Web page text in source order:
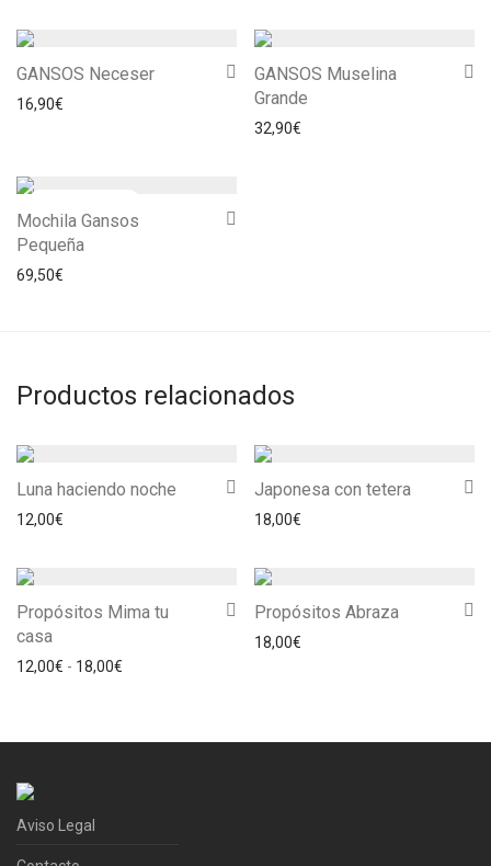
GANSOS Neceser
16,90€
GANSOS Muselina
Grande
32,90€
Mochila Gansos
Pequeña
69,50€
Productos relacionados
Luna haciendo noche
12,00€
Japonesa con tetera
18,00€
Propósitos Mima tu
casa
12,00€ - 18,00€
Propósitos Abraza
18,00€
Aviso Legal